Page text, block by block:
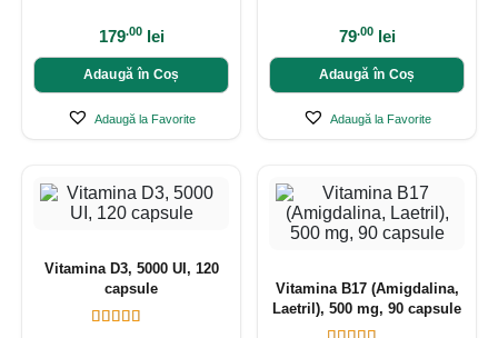
179.00 lei
Adaugă în Coș
Adaugă la Favorite
79.00 lei
Adaugă în Coș
Adaugă la Favorite
Vitamina D3, 5000 UI, 120
capsule
Vitamina B17 (Amigdalina,
Laetril), 500 mg, 90 capsule